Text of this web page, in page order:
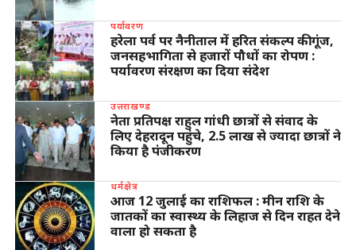
पर्यावरण
हरेला पर्व पर नैनीताल में हरित संकल्प की गूंज,
जनसहभागिता से हजारों पौधों का रोपण :
पर्यावरण संरक्षण का दिया संदेश
उत्तराखण्ड
नेता प्रतिपक्ष राहुल गांधी छात्रों से संवाद के
लिए देहरादून पहुंचे, 2.5 लाख से ज्यादा छात्रों ने
किया है पंजीकरण
धर्मक्षेत्र
आज 12 जुलाई का राशिफल : मीन राशि के
जातकों का स्वास्थ्य के लिहाज से दिन राहत देने
वाला हो सकता है